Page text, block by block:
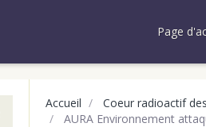
Page
Accueil Coeur radioactif
AURA Environnement